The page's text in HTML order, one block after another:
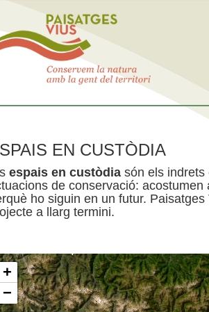
EN CUSTÒDIA
espais en custòdia són els indrets
de conservació:
ho siguin en un futur.
a llarg termini.
+
−